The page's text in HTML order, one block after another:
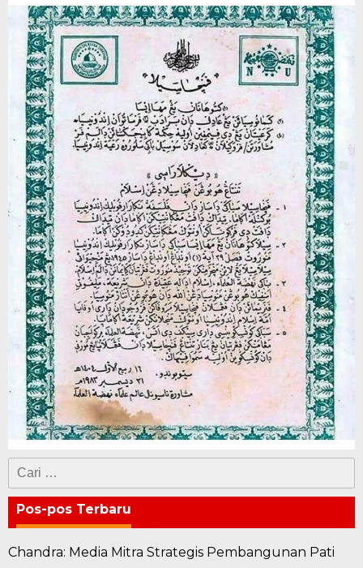
Cari
untuk:
Pos-pos Terbaru
Chandra: Media Mitra Strategis Pembangunan Pati